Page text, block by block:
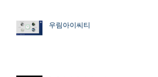
우림아이씨티